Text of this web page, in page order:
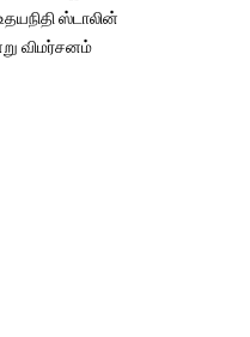
ஸ்டாலின்
விமர்சனம்